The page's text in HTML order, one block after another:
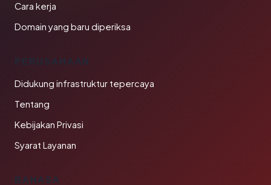
Cara kerja
Domain yang baru diperiksa
PERUSAHAAN
Didukung infrastruktur tepercaya
Tentang
Kebijakan Privasi
Syarat Layanan
BAHASA